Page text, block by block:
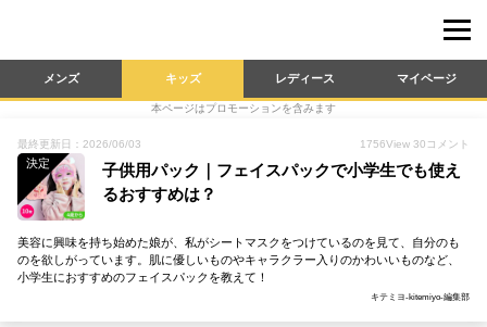
メンズ キッズ レディース マイページ
本ページはプロモーションを含みます
最終更新日：2026/06/03 1756View 30 コメント
決定
子供用パック｜フェイスパックで小学生でも使え
るおすすめは？
美容に興味を持ち始めた娘が、私がシートマスクをつけているのを見て、自分のも
のを欲しがっています。肌に優しいものやキャラクラー入りのかわいいものなど、
小学生におすすめのフェイスパックを教えて！
キテミヨ-kitemiyo-編集部